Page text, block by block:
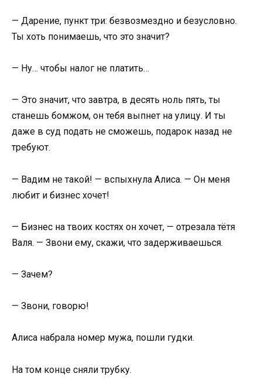
— Дарение, пункт три: безвозмездно и безусловно.
Ты хоть понимаешь, что это значит?
— Ну… чтобы налог не платить…
— Это значит, что завтра, в десять ноль пять, ты
станешь бомжом, он тебя выпнет на улицу. И ты
даже в суд подать не сможешь, подарок назад не
требуют.
— Вадим не такой! — вспыхнула Алиса. — Он меня
любит и бизнес хочет!
— Бизнес на твоих костях он хочет, — отрезала тётя
Валя. — Звони ему, скажи, что задерживаешься.
— Зачем?
— Звони, говорю!
Алиса набрала номер мужа, пошли гудки.
На том конце сняли трубку.